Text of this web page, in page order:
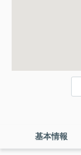
基本情報